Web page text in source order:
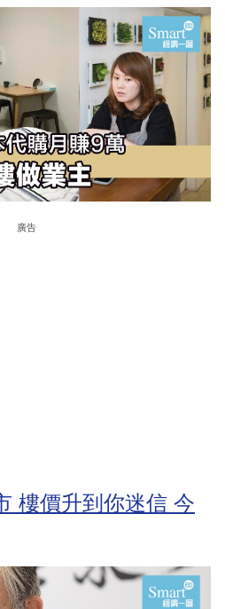
廣告
樓價升到你迷信 今